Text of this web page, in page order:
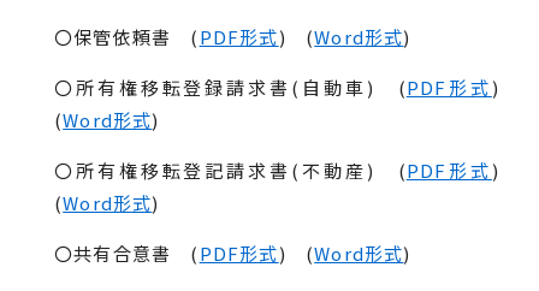
〇保管依頼書 (PDF形式) (Word形式)
〇所有権移転登録請求書(自動車) (PDF形式)
(Word形式)
〇所有権移転登記請求書(不動産) (PDF形式)
(Word形式)
〇共有合意書 (PDF形式) (Word形式)